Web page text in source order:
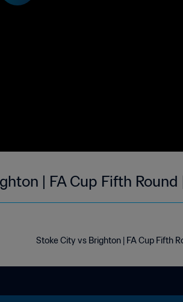
| FA Cup Fifth
Stoke City vs Brighton | FA Cup Fifth